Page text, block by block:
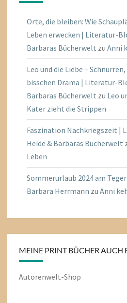
Orte, die bleiben: Wie
Leben erwecken | Literatur-
Barbaras Bücherwelt zu Anni
Leo und die Liebe –
bisschen Drama | Literatur-
Barbaras Bücherwelt zu Leo
Kater zieht die Strippen
Faszination Nachkriegszeit |
Heide & Barbaras Bücherwelt
Leben
Sommerurlaub 2024 am
Barbara Herrmann zu Anni
MEINE PRINT BÜCHER AUCH
Autorenwelt-Shop